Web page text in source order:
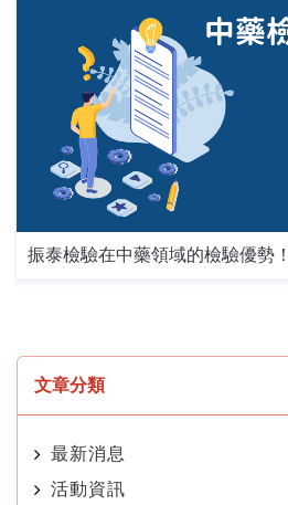
振泰檢驗在中藥領域的檢驗優勢！
文章分類
最新消息
活動資訊